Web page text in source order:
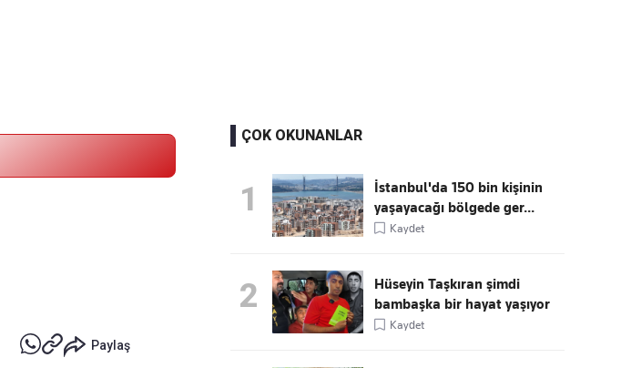
Paylaş
ÇOK OKUNANLAR
1
İstanbul'da 150 bin kişinin
yaşayacağı bölgede ger...
Kaydet
2
Hüseyin Taşkıran şimdi
bambaşka bir hayat yaşıyor
Kaydet